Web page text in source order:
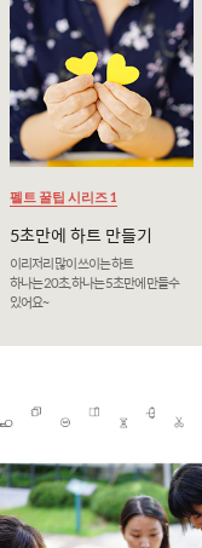
펠트 꿀팁 시리즈 1
5초만에 하트 만들기
이리저리 많이 쓰이는 하트
하나는 20초, 하나는 5초만에 만들수
있어요~